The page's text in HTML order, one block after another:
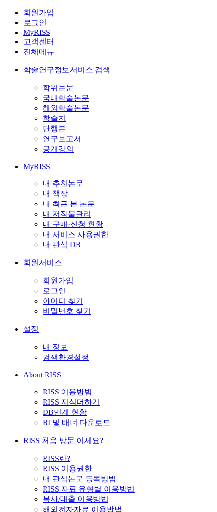
회원가입
로그인
MyRISS
고객센터
전체메뉴
학술연구정보서비스 검색
학위논문
국내학술논문
해외학술논문
학술지
단행본
연구보고서
공개강의
MyRISS
내 추천논문
내 책장
내 최근 본 논문
내 저작물관리
내 구매·신청 현황
내 서비스 사용권한
내 관심 DB
회원서비스
회원가입
로그인
아이디 찾기
비밀번호 찾기
설정
내 정보
검색환경설정
About RISS
RISS 이용방법
RISS 지식더하기
DB연계 현황
BI 및 배너 다운로드
RISS 처음 방문 이세요?
RISS란?
RISS 이용권한
내 관심논문 등록방법
RISS 자료 유형별 이용방법
복사/대출 이용방법
해외전자자료 이용방법